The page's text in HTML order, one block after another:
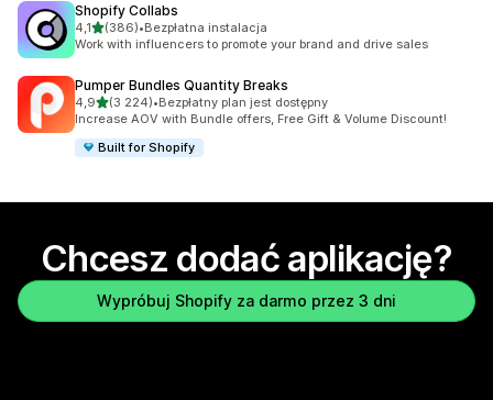
Shopify Collabs
4,1na 5 gwiazdek
(386)
Łączna liczba recenzji: 386
•Bezpłatna instalacja
Work with influencers to promote your brand and drive sales
Pumper Bundles Quantity Breaks
4,9na 5 gwiazdek
(3 224)
Łączna liczba recenzji: 3224
•Bezpłatny plan jest dostępny
Increase AOV with Bundle offers, Free Gift & Volume Discount!
Built for Shopify
Chcesz dodać aplikację?
Wypróbuj Shopify za darmo przez 3 dni